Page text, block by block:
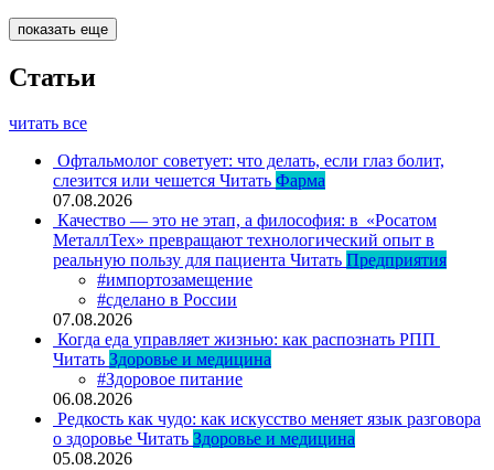
показать еще
Статьи
читать все
Офтальмолог советует: что делать, если глаз болит,
слезится или чешется Читать Фарма
07.08.2026
Качество — это не этап, а философия: в «Росатом
МеталлТех» превращают технологический опыт в
реальную пользу для пациента Читать Предприятия
#импортозамещение
#сделано в России
07.08.2026
Когда еда управляет жизнью: как распознать РПП
Читать Здоровье и медицина
#Здоровое питание
06.08.2026
Редкость как чудо: как искусство меняет язык разговора
о здоровье Читать Здоровье и медицина
05.08.2026